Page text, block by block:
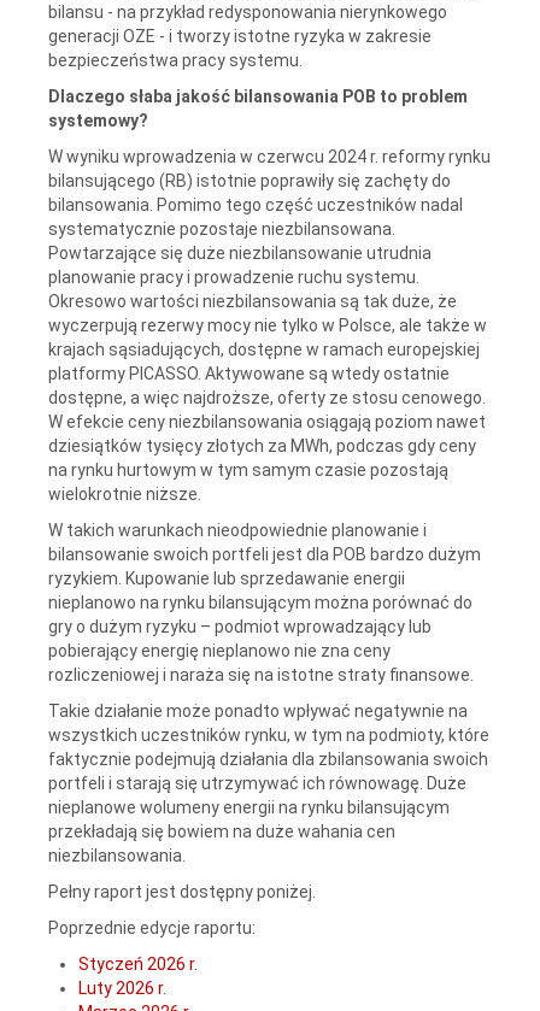
bilansu - na przykład redysponowania nierynkowego
generacji OZE - i tworzy istotne ryzyka w zakresie
bezpieczeństwa pracy systemu.
Dlaczego słaba jakość bilansowania POB to problem
systemowy?
W wyniku wprowadzenia w czerwcu 2024 r. reformy rynku
bilansującego (RB) istotnie poprawiły się zachęty do
bilansowania. Pomimo tego część uczestników nadal
systematycznie pozostaje niezbilansowana.
Powtarzające się duże niezbilansowanie utrudnia
planowanie pracy i prowadzenie ruchu systemu.
Okresowo wartości niezbilansowania są tak duże, że
wyczerpują rezerwy mocy nie tylko w Polsce, ale także w
krajach sąsiadujących, dostępne w ramach europejskiej
platformy PICASSO. Aktywowane są wtedy ostatnie
dostępne, a więc najdroższe, oferty ze stosu cenowego.
W efekcie ceny niezbilansowania osiągają poziom nawet
dziesiątków tysięcy złotych za MWh, podczas gdy ceny
na rynku hurtowym w tym samym czasie pozostają
wielokrotnie niższe.
W takich warunkach nieodpowiednie planowanie i
bilansowanie swoich portfeli jest dla POB bardzo dużym
ryzykiem. Kupowanie lub sprzedawanie energii
nieplanowo na rynku bilansującym można porównać do
gry o dużym ryzyku – podmiot wprowadzający lub
pobierający energię nieplanowo nie zna ceny
rozliczeniowej i naraża się na istotne straty finansowe.
Takie działanie może ponadto wpływać negatywnie na
wszystkich uczestników rynku, w tym na podmioty, które
faktycznie podejmują działania dla zbilansowania swoich
portfeli i starają się utrzymywać ich równowagę. Duże
nieplanowe wolumeny energii na rynku bilansującym
przekładają się bowiem na duże wahania cen
niezbilansowania.
Pełny raport jest dostępny poniżej.
Poprzednie edycje raportu:
Styczeń 2026 r.
Luty 2026 r.